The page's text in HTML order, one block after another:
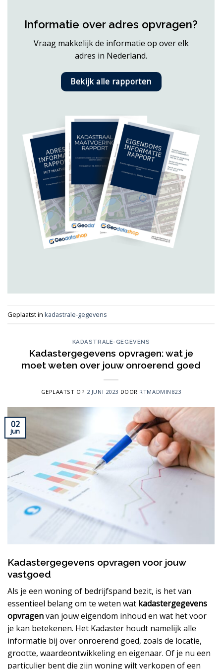
Informatie over adres opvragen?
Vraag makkelijk de informatie op over elk
adres in Nederland.
Bekijk alle rapporten
Geplaatst in kadastrale-gegevens
KADASTRALE-GEGEVENS
Kadastergegevens opvragen: wat je
moet weten over jouw onroerend goed
GEPLAATST OP 2 JUNI 2023 DOOR RTMADMIN823
02
jun
Kadastergegevens opvragen voor jouw
vastgoed
Als je een woning of bedrijfspand bezit, is het van
essentieel belang om te weten wat kadastergegevens
opvragenvan jouw eigendom inhoud en wat het voor
je kan betekenen. Het Kadaster houdt namelijk alle
informatie bij over onroerend goed, zoals de locatie,
grootte, waardeontwikkeling en eigenaar. Of je nu een
particulier bent die zijn woning wilt verkopen of een